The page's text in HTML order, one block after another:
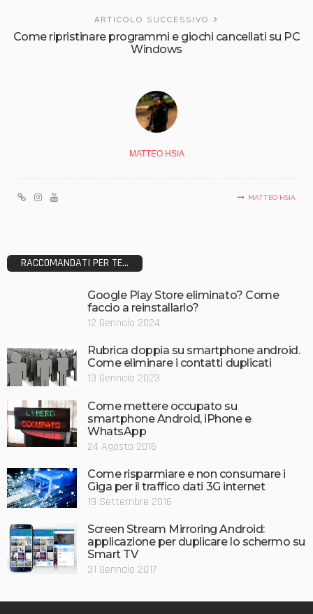
ARTICOLO SUCCESSIVO
Come ripristinare programmi e giochi cancellati su PC
Windows
MATTEO HSIA
MATTEO HSIA
RACCOMANDATI PER TE...
Google Play Store eliminato? Come
faccio a reinstallarlo?
12 Gennaio 2024
Rubrica doppia su smartphone android.
Come eliminare i contatti duplicati
13 Gennaio 2023
Come mettere occupato su
smartphone Android, iPhone e
WhatsApp
24 Agosto 2016
Come risparmiare e non consumare i
Giga per il traffico dati 3G internet
19 Settembre 2016
Screen Stream Mirroring Android:
applicazione per duplicare lo schermo su
Smart TV
31 Gennaio 2017